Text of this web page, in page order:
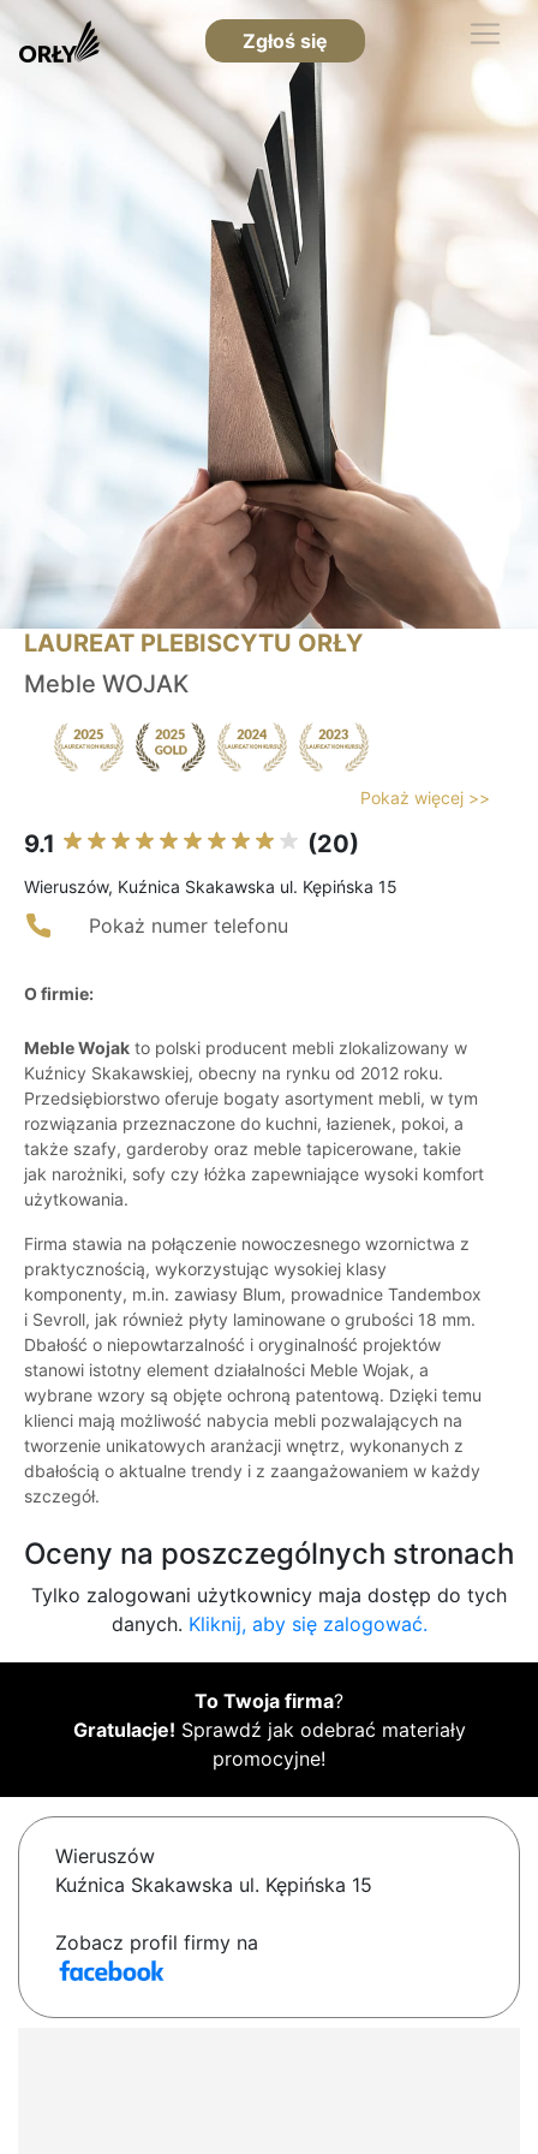
Zgłoś się
LAUREAT PLEBISCYTU ORŁY
Meble WOJAK
Pokaż więcej >>
9.1 (20)
Wieruszów, Kuźnica Skakawska ul. Kępińska 15
Pokaż numer telefonu
O firmie:
Meble Wojak to polski producent mebli zlokalizowany w
Kuźnicy Skakawskiej, obecny na rynku od 2012 roku.
Przedsiębiorstwo oferuje bogaty asortyment mebli, w tym
rozwiązania przeznaczone do kuchni, łazienek, pokoi, a
także szafy, garderoby oraz meble tapicerowane, takie
jak narożniki, sofy czy łóżka zapewniające wysoki komfort
użytkowania.
Firma stawia na połączenie nowoczesnego wzornictwa z
praktycznością, wykorzystując wysokiej klasy
komponenty, m.in. zawiasy Blum, prowadnice Tandembox
i Sevroll, jak również płyty laminowane o grubości 18 mm.
Dbałość o niepowtarzalność i oryginalność projektów
stanowi istotny element działalności Meble Wojak, a
wybrane wzory są objęte ochroną patentową. Dzięki temu
klienci mają możliwość nabycia mebli pozwalających na
tworzenie unikatowych aranżacji wnętrz, wykonanych z
dbałością o aktualne trendy i z zaangażowaniem w każdy
szczegół.
Oceny na poszczególnych stronach
Tylko zalogowani użytkownicy maja dostęp do tych
danych. Kliknij, aby się zalogować.
To Twoja firma?
Gratulacje! Sprawdź jak odebrać materiały
promocyjne!
Wieruszów
Kuźnica Skakawska ul. Kępińska 15
Zobacz profil firmy na